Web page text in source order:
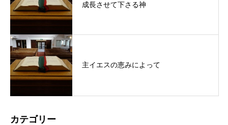
成長させて下さる神
主イエスの恵みによって
カテゴリー